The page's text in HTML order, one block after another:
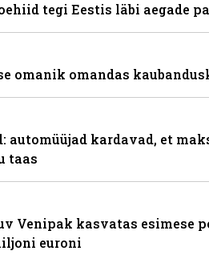
tegi Eestis läbi aegade
omanik omandas
automüüjad kardavad, et
taas
Venipak kasvatas esimese
euroni